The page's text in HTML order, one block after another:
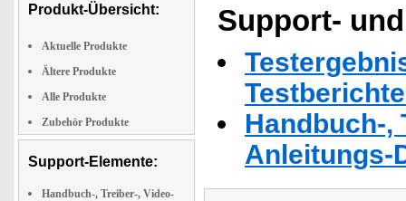
Produkt-Übersicht:
Aktuelle Produkte
Ältere Produkte
Alle Produkte
Zubehör Produkte
Support-Elemente:
Handbuch-, Treiber-, Video-
Support-
Handbuch-,
Anleitungs-